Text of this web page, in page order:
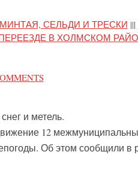
СЕЛЬДИ И ТРЕСКИ |||
В ХОЛМСКОМ
и метель.
12
Об этом сообщили в